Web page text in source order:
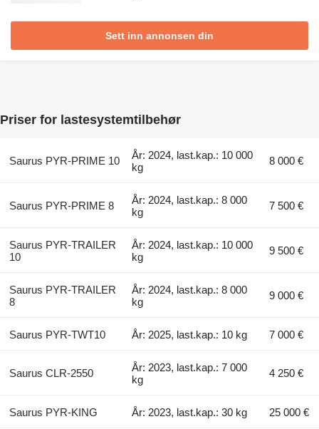
Sett inn annonsen din
Priser for lastesystemtilbehør
Saurus PYR-PRIME 10
År: 2024, last.kap.: 10 000
kg
8 000 €
Saurus PYR-PRIME 8
År: 2024, last.kap.: 8 000
kg
7 500 €
Saurus PYR-TRAILER
10
År: 2024, last.kap.: 10 000
kg
9 500 €
Saurus PYR-TRAILER
8
År: 2024, last.kap.: 8 000
kg
9 000 €
Saurus PYR-TWT10 År: 2025, last.kap.: 10 kg 7 000 €
Saurus CLR-2550
År: 2023, last.kap.: 7 000
kg
4 250 €
Saurus PYR-KING År: 2023, last.kap.: 30 kg 25 000 €